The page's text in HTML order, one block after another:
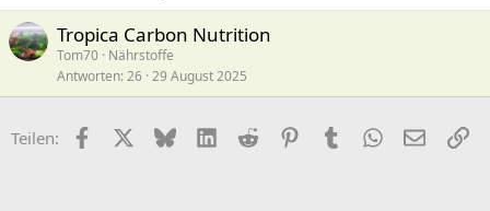
Tropica Carbon Nutrition
Tom70 Nährstoffe
Antworten 26 29 August 2025
Teilen: FacebookX (Twitter)
BlueskyLinkedIn
Reddit PinterestTumblr WhatsApp
E-Mail